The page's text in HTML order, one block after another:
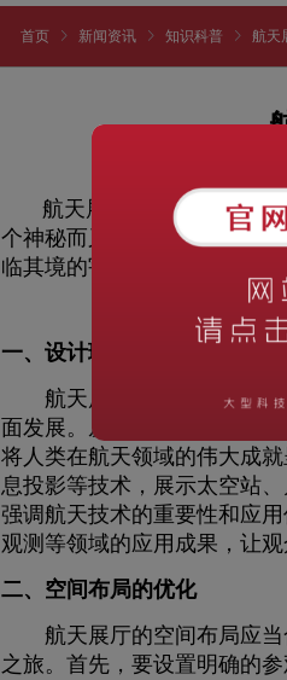
首页 新闻资讯 知识科普 航天
航天展厅作为一个集展
个神秘而又充满未知的领域
临其境的宇宙奇妙之旅。
一、设计理念的确立
航天展厅的设计理念应当
面发展。从最初的火箭试验
将人类在航天领域的伟大成
息投影等技术，展示太空站
强调航天技术的重要性和应
观测等领域的应用成果，让
二、空间布局的优化
航天展厅的空间布局应当
之旅。首先，要设置明确的